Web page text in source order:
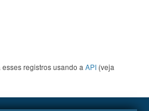
registros usando a API (veja